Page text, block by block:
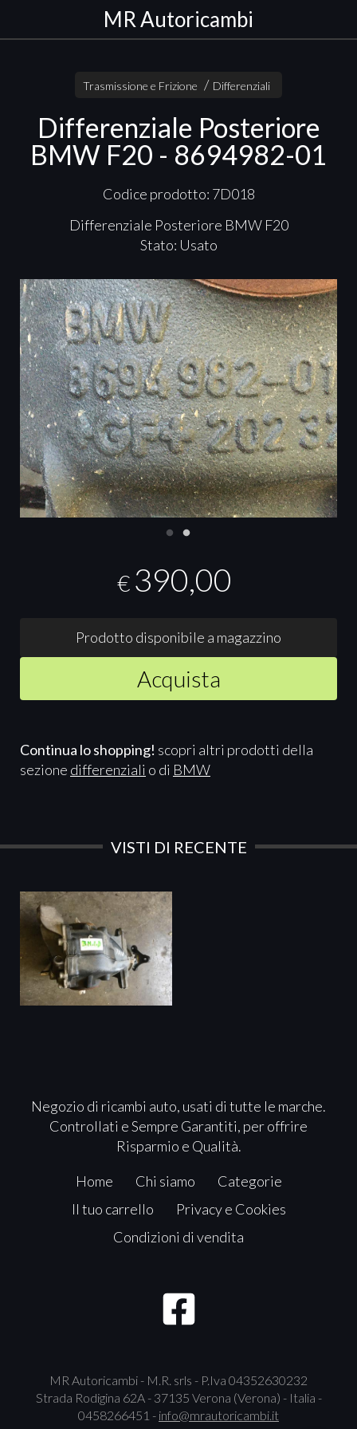
MR Autoricambi
Trasmissione e Frizione Differenziali
Differenziale Posteriore
BMW F20 - 8694982-01
Codice prodotto: 7D018
Differenziale Posteriore BMWF20
Stato: Usato
€ 390,00
Prodotto disponibile a magazzino
Acquista
Continua lo shopping! scopri altri prodotti della
sezione differenziali o di BMW
VISTI DI RECENTE
Negozio di ricambi auto, usati di tutte le marche.
Controllati e Sempre Garantiti, per offrire
Risparmio e Qualità.
Home Chi siamo
Categorie
Il tuo carrello
Privacy e Cookies
Condizioni di vendita
MR Autoricambi - M.R. srls - P.Iva 04352630232
Strada Rodigina 62A - 37135 Verona (Verona) - Italia -
0458266451 - info@mrautoricambi.it